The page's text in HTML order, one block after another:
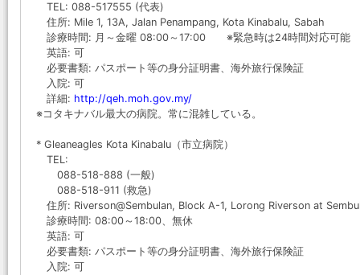
TEL: 088-517555 (代表)
住所: Mile 1, 13A, Jalan Penampang, Kota Kinabalu, Sabah
診療時間: 月～金曜 08:00～17:00 ※緊急時は24時間対応可能
英語: 可
必要書類: パスポート等の身分証明書、海外旅行保険証
入院: 可
詳細: http://qeh.moh.gov.my/
※コタキナバル最大の病院。常に混雑している。
* Gleaneagles Kota Kinabalu（市立病院）
TEL:
088-518-888 (一般)
088-518-911 (救急)
住所: Riverson@Sembulan, Block A-1, Lorong Riverson at
診療時間: 08:00～18:00、無休
英語: 可
必要書類: パスポート等の身分証明書、海外旅行保険証
入院: 可